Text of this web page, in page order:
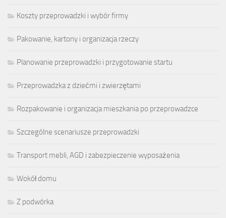
Koszty przeprowadzki i wybór firmy
Pakowanie, kartony i organizacja rzeczy
Planowanie przeprowadzki i przygotowanie startu
Przeprowadzka z dziećmi i zwierzętami
Rozpakowanie i organizacja mieszkania po przeprowadzce
Szczególne scenariusze przeprowadzki
Transport mebli, AGD i zabezpieczenie wyposażenia
Wokół domu
Z podwórka